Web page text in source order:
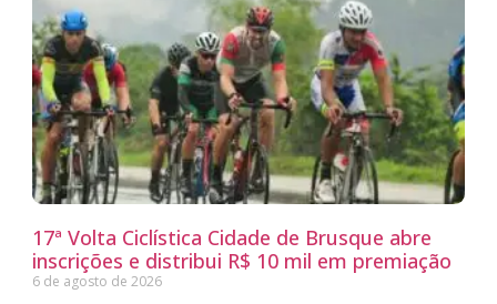
17ª Volta Ciclística Cidade de Brusque abre
inscrições e distribui R$ 10 mil em premiação
6 de agosto de 2026